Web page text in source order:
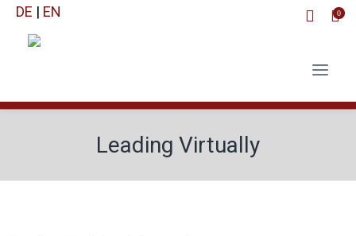
DE | EN 0
Leading Virtually